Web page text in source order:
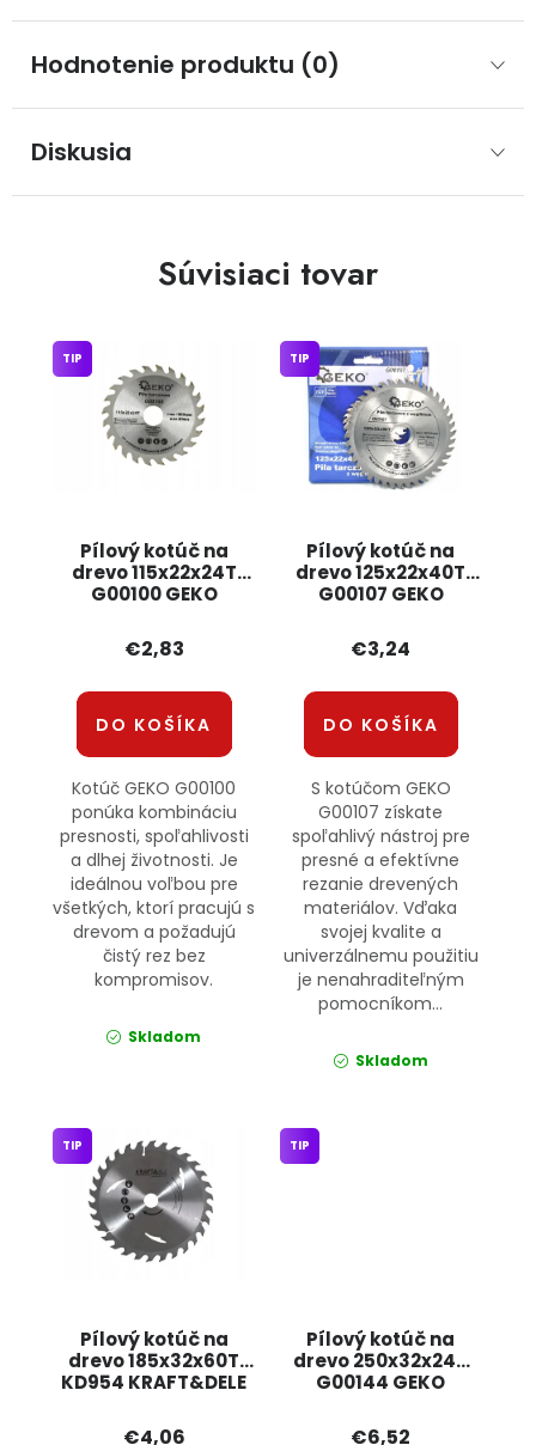
Hodnotenie produktu (0)
Diskusia
Súvisiaci tovar
Pílový kotúč na
drevo 115x22x24T
G00100 GEKO
TIP
€2,83
DO KOŠÍKA
Kotúč GEKO G00100
ponúka kombináciu
presnosti, spoľahlivosti
a dlhej životnosti. Je
ideálnou voľbou pre
všetkých, ktorí pracujú s
drevom a požadujú
čistý rez bez
kompromisov.
Skladom
Pílový kotúč na
drevo 125x22x40T
G00107 GEKO
TIP
€3,24
DO KOŠÍKA
S kotúčom GEKO
G00107 získate
spoľahlivý nástroj pre
presné a efektívne
rezanie drevených
materiálov. Vďaka
svojej kvalite a
univerzálnemu použitiu
je nenahraditeľným
pomocníkom...
Skladom
Pílový kotúč na
drevo 185x32x60T
KD954 KRAFT&DELE
TIP
€4,06
Pílový kotúč na
drevo 250x32x24T
G00144 GEKO
TIP
€6,52